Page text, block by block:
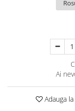
Ai
Adauga la